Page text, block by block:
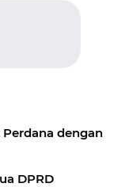
Perdana dengan
DPRD